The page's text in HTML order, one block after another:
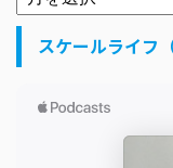
スケールライフ